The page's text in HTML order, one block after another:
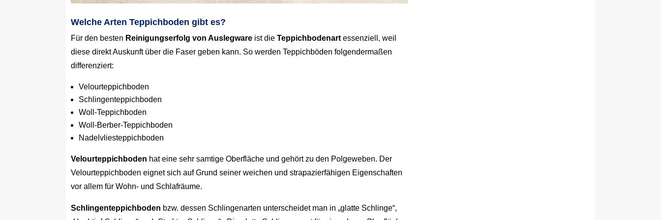
Welche Arten Teppichboden gibt es?
Für den besten Reinigungserfolg von Auslegware ist dieTeppichbodenart essenziell, weil
diese direkt Auskunft über die Faser geben kann. So werden Teppichböden folgendermaßen
differenziert:
Velourteppichboden
Schlingenteppichboden
Woll-Teppichboden
Woll-Berber-Teppichboden
Nadelvliesteppichboden
Velourteppichboden hat eine sehr samtige Oberfläche und gehört zu den Polgeweben. Der
Velourteppichboden eignet sich auf Grund seiner weichen und strapazierfähigen Eigenschaften
vor allem für Wohn- und Schlafräume.
Schlingenteppichboden bzw. dessen Schlingenarten unterscheidet man in „glatte Schlinge“,